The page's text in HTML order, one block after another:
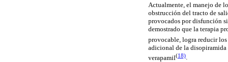
Actualmente, el manejo de
obstrucción del tracto de
provocados por disfunción
demostrado que la terapia
provocable, logra reducir
adicional de la disopiramida
verapamil(18).